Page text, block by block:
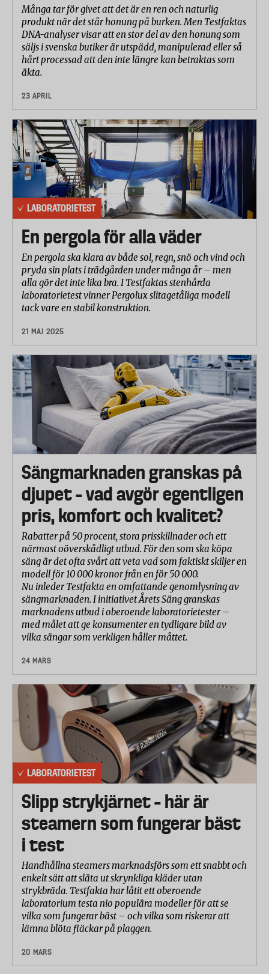
Många tar för givet att det är en ren och naturlig
produkt när det står honung på burken. Men Testfaktas
DNA-analyser visar att en stor del av den honung som
säljs i svenska butiker är utspädd, manipulerad eller så
hårt processad att den inte längre kan betraktas som
äkta.
23 APRIL
LABORATORIETEST
En pergola för alla väder
En pergola ska klara av både sol, regn, snö och vind och
pryda sin plats i trädgården under många år – men
alla gör det inte lika bra. I Testfaktas stenhårda
laboratorietest vinner Pergolux slitagetåliga modell
tack vare en stabil konstruktion.
21 MAJ 2025
Sängmarknaden granskas på
djupet – vad avgör egentligen
pris, komfort och kvalitet?
Rabatter på 50 procent, stora prisskillnader och ett
närmast oöverskådligt utbud. För den som ska köpa
säng är det ofta svårt att veta vad som faktiskt skiljer en
modell för 10 000 kronor från en för 50 000.
Nu inleder Testfakta en omfattande genomlysning av
sängmarknaden. I initiativet Årets Säng granskas
marknadens utbud i oberoende laboratorietester –
med målet att ge konsumenter en tydligare bild av
vilka sängar som verkligen håller måttet.
24 MARS
LABORATORIETEST
Slipp strykjärnet – här är
steamern som fungerar bäst
i test
Handhållna steamers marknadsförs som ett snabbt och
enkelt sätt att släta ut skrynkliga kläder utan
strykbräda. Testfakta har låtit ett oberoende
laboratorium testa nio populära modeller för att se
vilka som fungerar bäst – och vilka som riskerar att
lämna blöta fläckar på plaggen.
20 MARS